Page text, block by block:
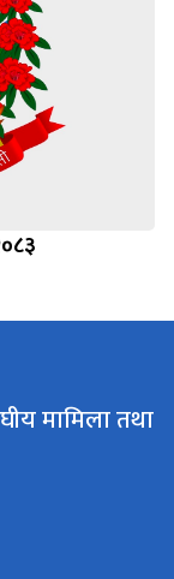
मामिला तथा